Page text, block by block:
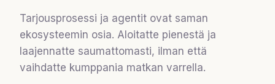
Tarjousprosessi ja agentit ovat saman
ekosysteemin osia. Aloitatte pienestä ja
laajennatte saumattomasti, ilman että
vaihdatte kumppania matkan varrella.